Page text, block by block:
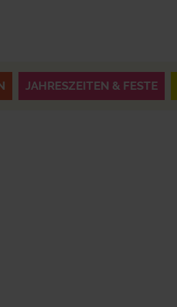
JAHRESZEITEN & FESTE